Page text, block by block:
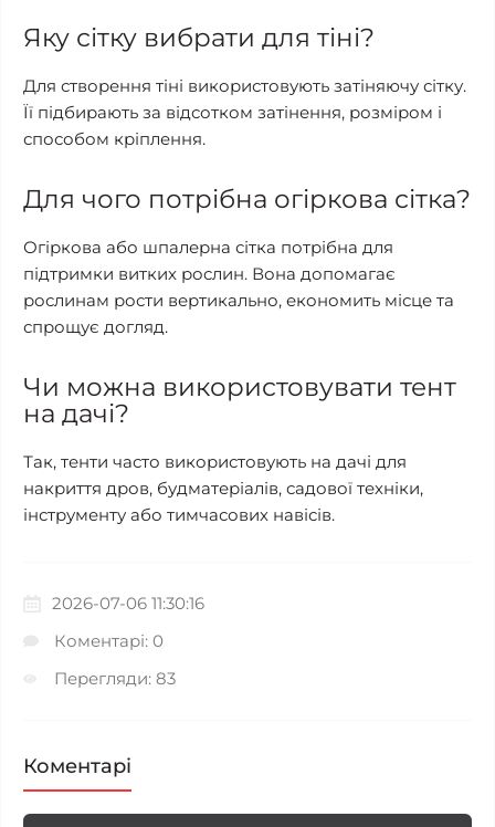
Яку сітку вибрати для тіні?
Для створення тіні використовують затіняючу сітку.
Її підбирають за відсотком затінення, розміром і
способом кріплення.
Для чого потрібна огіркова сітка?
Огіркова або шпалерна сітка потрібна для
підтримки витких рослин. Вона допомагає
рослинам рости вертикально, економить місце та
спрощує догляд.
Чи можна використовувати тент
на дачі?
Так, тенти часто використовують на дачі для
накриття дров, будматеріалів, садової техніки,
інструменту або тимчасових навісів.
2026-07-06 11:30:16
Коментарі: 0
Перегляди: 83
Коментарі